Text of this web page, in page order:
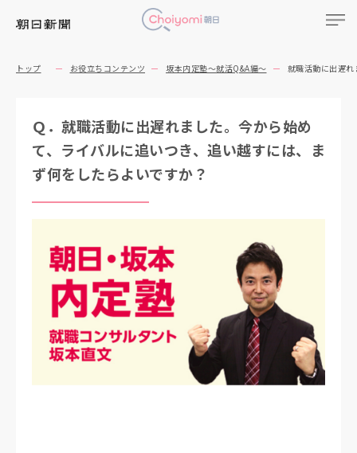
トップ お役立ちコンテンツ 坂本内定塾～就活Q&A編～ 就職活動に出遅
Ｑ．就職活動に出遅れました。今から始め
て、ライバルに追いつき、追い越すには、ま
ず何をしたらよいですか？